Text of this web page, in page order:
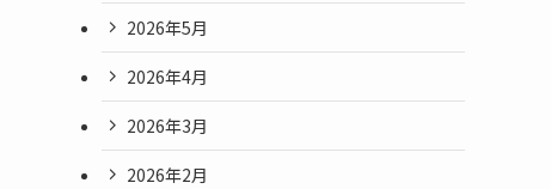
2026年5月
2026年4月
2026年3月
2026年2月